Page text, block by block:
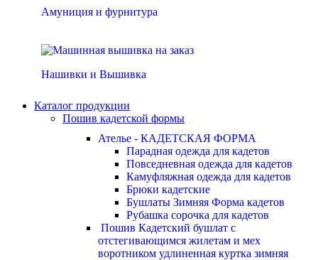
Амуниция и фурнитура
Нашивки и Вышивка
Каталог продукции
Пошив кадетской формы
Ателье - КАДЕТСКАЯ ФОРМА
Парадная одежда для кадетов
Повседневная одежда для кадетов
Камуфляжная одежда для кадетов
Брюки кадетские
Бушлаты Зимняя Форма кадетов
Рубашка сорочка для кадетов
Пошив Кадетский бушлат с
отстегивающимся жилетам и мех
воротником удлиненная куртка зимняя